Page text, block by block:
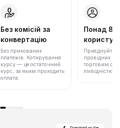
Без комісій за
конвертацію
Без прихованих
платежів. Котирування
курсу — це остаточний
курс, за яким проходить
оплата.
Понад 86
Приєднуйтеся
провідних
торговим
ліквідністю.